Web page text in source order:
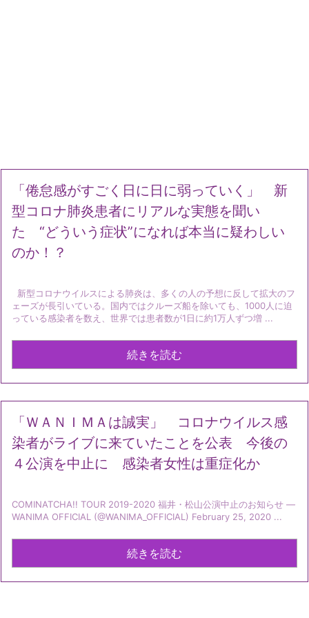
「倦怠感がすごく日に日に弱っていく」 新
型コロナ肺炎患者にリアルな実態を聞い
た “どういう症状”になれば本当に疑わしい
のか！？
新型コロナウイルスによる肺炎は、多くの人の予想に反して拡大のフ
ェーズが長引いている。国内ではクルーズ船を除いても、1000人に迫
っている感染者を数え、世界では患者数が1日に約1万人ずつ増 ...
続きを読む
「ＷＡＮＩＭＡは誠実」 コロナウイルス感
染者がライブに来ていたことを公表 今後の
４公演を中止に 感染者女性は重症化か
COMINATCHA!! TOUR 2019-2020 福井・松山公演中止のお知らせ —
WANIMA OFFICIAL (@WANIMA_OFFICIAL) February 25, 2020 ...
続きを読む